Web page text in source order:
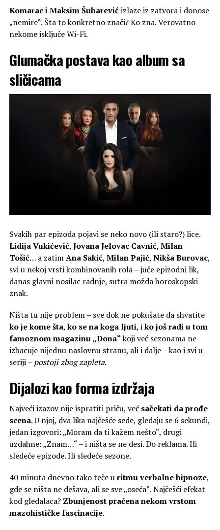
Komarac i Maksim Šubarevićizlaze iz zatvora i donose
„nemire“. Šta to konkretno znači? Ko zna. Verovatno
nekome isključe Wi-Fi.
Glumačka postava kao album sa
sličicama
Svakih par epizoda pojavi se neko novo (ili staro?) lice.
Lidija Vukićević, Jovana Jelovac Cavnić, Milan
Tošić… a zatimAna Sakić, Milan Pajić, Nikša Burovac,
svi u nekoj vrsti kombinovanih rola – juče epizodni lik,
danas glavni nosilac radnje, sutra možda horoskopski
znak.
Ništa tu nije problem – sve dok ne pokušate da shvatite
ko je kome šta,ko se na koga ljuti, iko još radi u tom
famoznom magazinu „Dona“koji već sezonama ne
izbacuje nijednu naslovnu stranu, ali i dalje – kao i svi u
seriji – postoji zbog zapleta.
Dijalozi kao forma izdržaja
Najveći izazov nije ispratiti priču, već sačekati da prođe
scena. U njoj, dva lika najčešće sede, gledaju se 6 sekundi,
jedan izgovori: „Moram da ti kažem nešto“, drugi
uzdahne: „Znam…“ – i ništa se ne desi. Do reklama. Ili
sledeće epizode. Ili sledeće sezone.
40 minuta dnevno tako teče uritmu verbalne hipnoze,
gde se ništa ne dešava, ali se sve „oseća“. Najčešći efekat
kod gledalaca? Zbunjenost praćena nekom vrstom
mazohističke fascinacije.